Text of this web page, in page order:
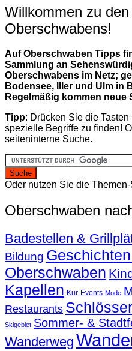
Willkommen zu
Oberschwabens!
Auf Oberschwaben Tipps
Sammlung an
Oberschwabens im Netz;
Bodensee, Iller und Ulm in
Regelmäßig kommen
Tipp: Drücken Sie die
spezielle Begriffe zu finden!
seiteninterne Suche.
Oder nutzen Sie die
Oberschwaben
Badestellen &
Bildung
Oberschwaben
Kapellen Kur-Events Mode
Restaurants
Skigebiet Sommer- &
Wanderweg